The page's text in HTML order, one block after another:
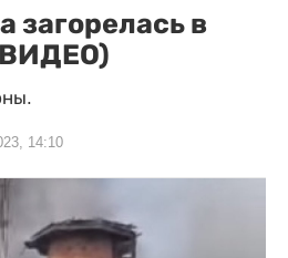
загорелась в
14:10